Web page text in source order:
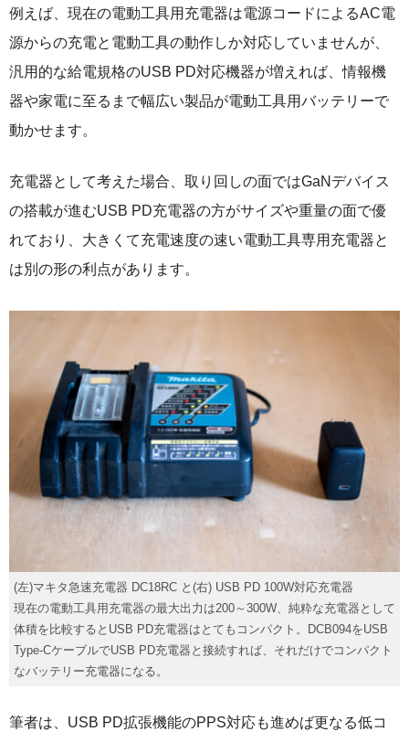
例えば、現在の電動工具用充電器は電源コードによるAC電
源からの充電と電動工具の動作しか対応していませんが、
汎用的な給電規格のUSB PD対応機器が増えれば、情報機
器や家電に至るまで幅広い製品が電動工具用バッテリーで
動かせます。
充電器として考えた場合、取り回しの面ではGaNデバイス
の搭載が進むUSB PD充電器の方がサイズや重量の面で優
れており、大きくて充電速度の速い電動工具専用充電器と
は別の形の利点があります。
(左)マキタ急速充電器 DC18RC と(右) USB PD 100W対応充電器
現在の電動工具用充電器の最大出力は200～300W、純粋な充電器として
体積を比較するとUSB PD充電器はとてもコンパクト。DCB094をUSB
Type-CケーブルでUSB PD充電器と接続すれば、それだけでコンパクト
なバッテリー充電器になる。
筆者は、USB PD拡張機能のPPS対応も進めば更なる低コ